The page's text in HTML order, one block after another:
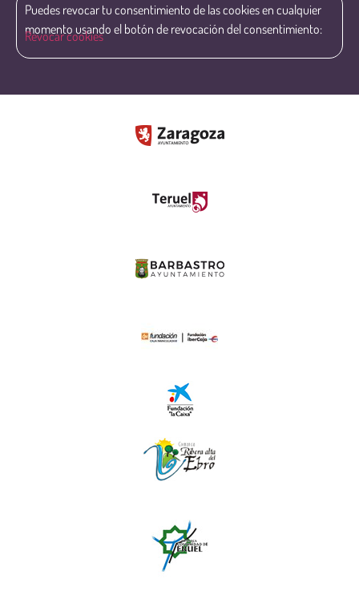
Puedes revocar tu consentimiento de las cookies en cualquier
momento usando el botón de revocación del consentimiento:
Revocar cookies